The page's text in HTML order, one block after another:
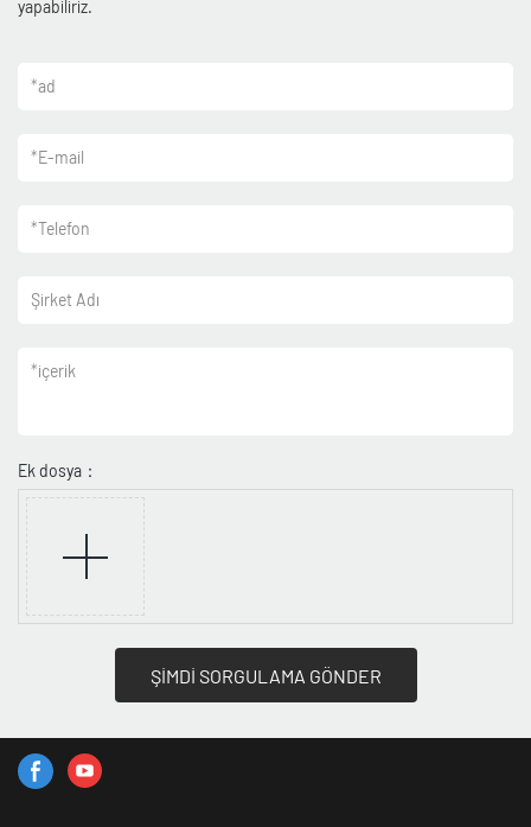
yapabiliriz.
*ad
*E-mail
*Telefon
Şirket Adı
*içerik
Ek dosya：
ŞİMDİ SORGULAMA GÖNDER